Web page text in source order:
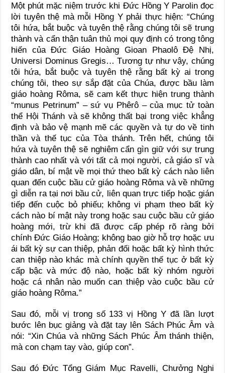
Một phút mặc niệm trước khi Đức Hồng Y Parolin đọc
lời tuyên thệ mà mỗi Hồng Y phải thực hiện: “Chúng
tôi hứa, bắt buộc và tuyên thệ rằng chúng tôi sẽ trung
thành và cẩn thận tuân thủ mọi quy định có trong tông
hiến của Đức Giáo Hoàng Gioan Phaolô Đệ Nhị,
Universi Dominus Gregis… Tương tự như vậy, chúng
tôi hứa, bắt buộc và tuyên thệ rằng bất kỳ ai trong
chúng tôi, theo sự sắp đặt của Chúa, được bầu làm
giáo hoàng Rôma, sẽ cam kết thực hiện trung thành
“munus Petrinum” – sứ vụ Phêrô – của mục tử toàn
thể Hội Thánh và sẽ không thất bại trong việc khẳng
định và bảo vệ mạnh mẽ các quyền và tự do về tinh
thần và thế tục của Tòa thánh. Trên hết, chúng tôi
hứa và tuyên thệ sẽ nghiêm cẩn gìn giữ với sự trung
thành cao nhất và với tất cả mọi người, cả giáo sĩ và
giáo dân, bí mật về mọi thứ theo bất kỳ cách nào liên
quan đến cuộc bầu cử giáo hoàng Rôma và về những
gì diễn ra tại nơi bầu cử, liên quan trực tiếp hoặc gián
tiếp đến cuộc bỏ phiếu; không vi phạm theo bất kỳ
cách nào bí mật này trong hoặc sau cuộc bầu cử giáo
hoàng mới, trừ khi đã được cấp phép rõ ràng bởi
chính Đức Giáo Hoàng; không bao giờ hỗ trợ hoặc ưu
ái bất kỳ sự can thiệp, phản đối hoặc bất kỳ hình thức
can thiệp nào khác mà chính quyền thế tục ở bất kỳ
cấp bậc và mức độ nào, hoặc bất kỳ nhóm người
hoặc cá nhân nào muốn can thiệp vào cuộc bầu cử
giáo hoàng Rôma.”
Sau đó, mỗi vị trong số 133 vị Hồng Y đã lần lượt
bước lên bục giảng và đặt tay lên Sách Phúc Âm và
nói: “Xin Chúa và những Sách Phúc Âm thánh thiện,
mà con chạm tay vào, giúp con”.
Sau đó Đức Tổng Giám Mục Ravelli, Chưởng Nghi